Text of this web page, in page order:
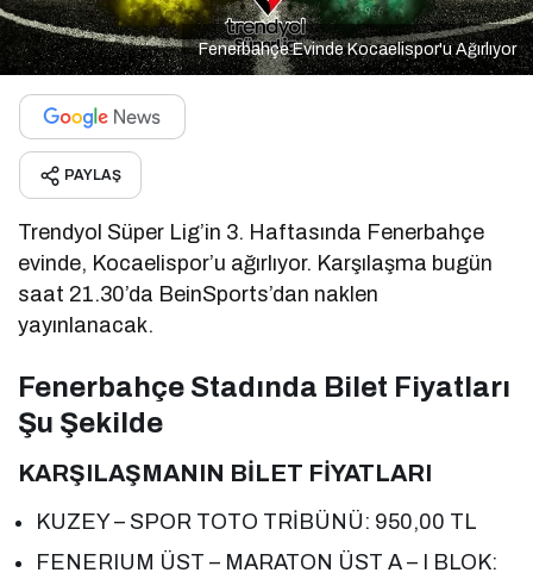
Fenerbahçe Evinde Kocaelispor'u Ağırlıyor
PAYLAŞ
Trendyol Süper Lig’in 3. Haftasında Fenerbahçe
evinde, Kocaelispor’u ağırlıyor. Karşılaşma bugün
saat 21.30’da BeinSports’dan naklen
yayınlanacak.
Fenerbahçe Stadında Bilet Fiyatları
Şu Şekilde
KARŞILAŞMANIN BİLET FİYATLARI
KUZEY – SPOR TOTO TRİBÜNÜ: 950,00 TL
FENERIUM ÜST – MARATON ÜST A – I BLOK: